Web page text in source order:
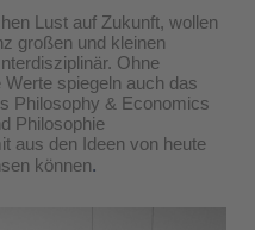
Lust auf Zukunft, wollen
großen und kleinen
Ohne
spiegeln auch das
Philosophy & Economics
Philosophie
aus den Ideen von heute
können.